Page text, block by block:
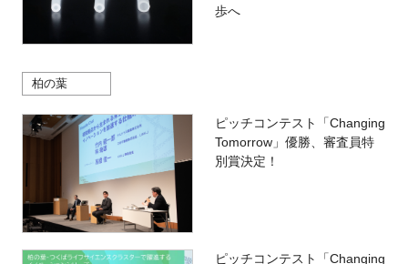
歩へ
柏の葉
ピッチコンテスト「Changing
Tomorrow」優勝、審査員特
別賞決定！
ピッチコンテスト「Changing